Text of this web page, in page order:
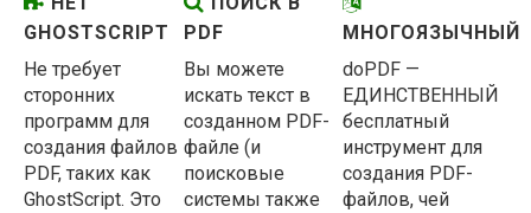
GHOSTSCRIPT
Не требует
сторонних
программ для
создания файлов
PDF, таких как
GhostScript. Это
PDF
Вы можете
искать текст в
созданном PDF-
файле (и
поисковые
системы также
МНОГОЯЗЫЧНЫЙ
doPDF —
ЕДИНСТВЕННЫЙ
бесплатный
инструмент для
создания PDF-
файлов, чей